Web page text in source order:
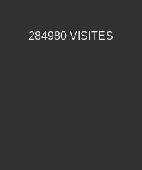
284980 VISITES